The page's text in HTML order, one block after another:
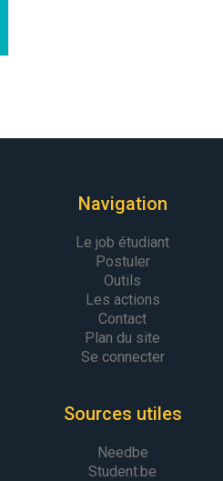
Navigation
Le job étudiant
Postuler
Outils
Les actions
Contact
Plan du site
Se connecter
Sources utiles
Needbe
Student.be